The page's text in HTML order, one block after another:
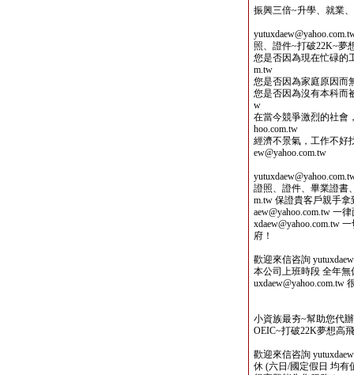
振興三倍~升學、就業
照、證件~打破22K~夢
您是否因為現在忙碌的
m.tw
您是否因為家庭原因而
您是否因為沒有本科而
w
在當今競爭激烈的社會
hoo.com.tw
經濟不景氣，工作不好
ew@yahoo.com.tw
證照、證件、畢業證書
m.tw 保證貴客戶親手
aew@yahoo.com.tw 一
xdaew@yahoo.com.tw
府！
歡迎來信咨詢
本公司上班時段 全年
uxdaew@yahoo.com.tw
小資族最夯~幫助您代
OEIC~打破22K夢想高
歡迎來信咨詢
休 (六日/國定假日 均有